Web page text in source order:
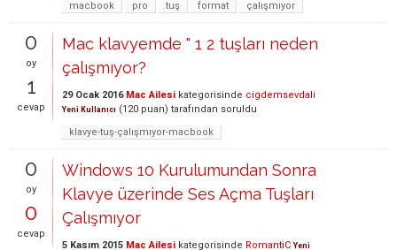
macbook
pro tuş format çalışmıyor
0
oy
1
cevap
Mac klavyemde " 1 2 tuşları neden
çalışmıyor?
29 Ocak 2016 Mac Ailesi kategorisinde cigdemsevdali
Yeni Kullanıcı (120 puan) tarafından soruldu
klavye-tuş-çalışmıyor-macbook
0
oy
0
cevap
Windows 10 Kurulumundan Sonra
Klavye üzerinde Ses Açma Tuşları
Çalışmıyor
5 Kasım 2015 Mac Ailesi kategorisinde RomantiC Yeni